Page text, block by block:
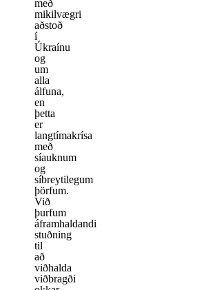
með
mikilvægri
aðstoð
í
Úkraínu
og
um
alla
álfuna,
en
þetta
er
langtímakrísa
með
síauknum
og
síbreytilegum
þörfum.
Við
þurfum
áframhaldandi
stuðning
til
að
viðhalda
viðbragði